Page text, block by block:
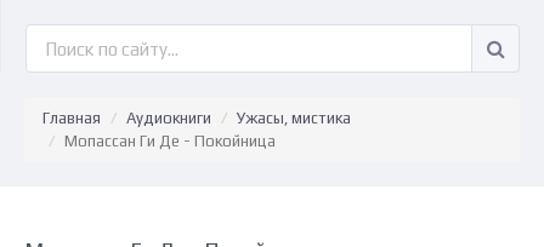
Главная Аудиокниги
Ужасы, мистика
Мопассан Ги Де - Покойница